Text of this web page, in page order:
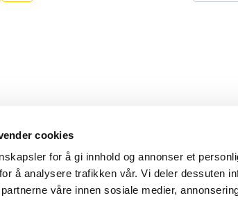
cookies
for å gi innhold og annonser et
å analysere trafikken vår. Vi deler dessuten
våre innen sosiale medier,